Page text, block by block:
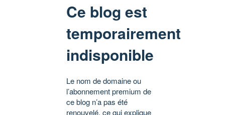
Ce blog est
temporairement
indisponible
Le nom de domaine ou
l’abonnement premium de
ce blog n’a pas été
renouvelé, ce qui explique